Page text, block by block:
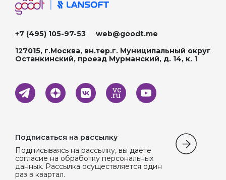
+7 (495) 105-97-53
web@goodt.me
127015, г.Москва, вн.тер.г. Муниципальный округ
Останкинский, проезд Мурманский, д. 14, к. 1
Подписаться на рассылку
Подписываясь на рассылку, вы даете
согласие на обработку персональных
данных. Рассылка осуществляется один
раз в квартал.